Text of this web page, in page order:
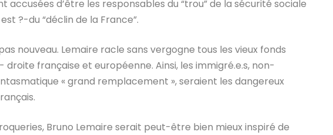
accusées d’être les responsables du “trou” de la sécurité sociale
?-du “déclin de la France”.
nouveau. Lemaire racle sans vergogne tous les vieux fonds
droite française et européenne. Ainsi, les immigré.e.s, non-
« grand remplacement », seraient les dangereux
Bruno Lemaire serait peut-être bien mieux inspiré de